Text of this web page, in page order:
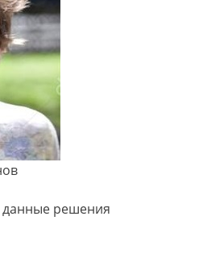
данные решения